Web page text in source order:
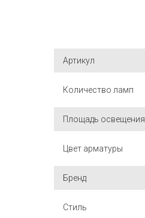
Артикул
Количество ламп
Площадь освещения
Цвет арматуры
Бренд
Стиль